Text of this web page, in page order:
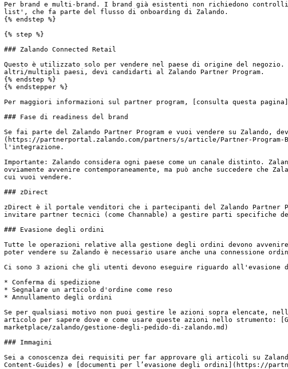
Per brand e multi-brand. I brand già esistenti non richiedono
list', che fa parte del flusso di onboarding di Zalando.
{% endstep %}
{% step %}
### Zalando Connected Retail
Questo è utilizzato solo per vendere nel paese di origine del negozio.
altri/multipli paesi, devi candidarti al Zalando Partner Program.
{% endstep %}
{% endstepper %}
Per maggiori informazioni sul partner program, [consulta questa
### Fase di readiness del brand
Se fai parte del Zalando Partner Program e vuoi vendere su
(https://partnerportal.zalando.com/partners/s/article/Partner-
l'integrazione.
Importante: Zalando considera ogni paese come un canale distinto.
ovviamente avvenire contemporaneamente, ma può anche succedere
cui vuoi vendere.
### zDirect
zDirect è il portale venditori che i partecipanti del Zalando Partner
invitare partner tecnici (come Channable) a gestire parti specifiche
### Evasione degli ordini
Tutte le operazioni relative alla gestione degli ordini devono
poter vendere su Zalando è necessario usare anche una connessione
Ci sono 3 azioni che gli utenti devono eseguire riguardo all'evasione
* Conferma di spedizione
* Segnalare un articolo d'ordine come reso
* Annullamento degli ordini
Se per qualsiasi motivo non puoi gestire le azioni sopra elencate,
articolo per sapere dove e come usare queste azioni nello
marketplace/zalando/gestione-degli-pedido-di-zalando.md)
### Immagini
Sei a conoscenza dei requisiti per far approvare gli articoli su
Content-Guides) e [documenti per l’evasione degli ordini](https://